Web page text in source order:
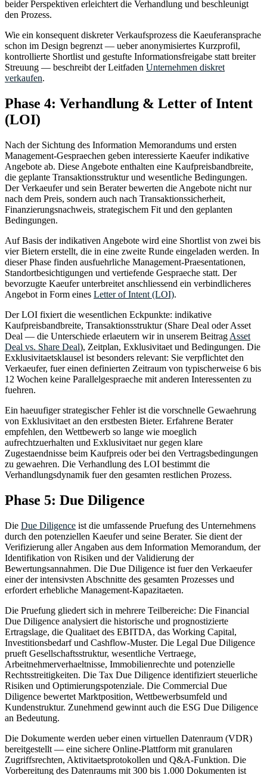
beider Perspektiven erleichtert die Verhandlung und beschleunigt
den Prozess.
Wie ein konsequent diskreter Verkaufsprozess die Kaeuferansprache
schon im Design begrenzt — ueber anonymisiertes Kurzprofil,
kontrollierte Shortlist und gestufte Informationsfreigabe statt breiter
Streuung — beschreibt der Leitfaden Unternehmen diskret
verkaufen.
Phase 4: Verhandlung & Letter of Intent
(LOI)
Nach der Sichtung des Information Memorandums und ersten
Management-Gespraechen geben interessierte Kaeufer indikative
Angebote ab. Diese Angebote enthalten eine Kaufpreisbandbreite,
die geplante Transaktionsstruktur und wesentliche Bedingungen.
Der Verkaeufer und sein Berater bewerten die Angebote nicht nur
nach dem Preis, sondern auch nach Transaktionssicherheit,
Finanzierungsnachweis, strategischem Fit und den geplanten
Bedingungen.
Auf Basis der indikativen Angebote wird eine Shortlist von zwei bis
vier Bietern erstellt, die in eine zweite Runde eingeladen werden. In
dieser Phase finden ausfuehrliche Management-Praesentationen,
Standortbesichtigungen und vertiefende Gespraeche statt. Der
bevorzugte Kaeufer unterbreitet anschliessend ein verbindlicheres
Angebot in Form eines Letter of Intent (LOI).
Der LOI fixiert die wesentlichen Eckpunkte: indikative
Kaufpreisbandbreite, Transaktionsstruktur (Share Deal oder Asset
Deal — die Unterschiede erlaeutern wir in unserem Beitrag Asset
Deal vs. Share Deal), Zeitplan, Exklusivitaet und Bedingungen. Die
Exklusivitaetsklausel ist besonders relevant: Sie verpflichtet den
Verkaeufer, fuer einen definierten Zeitraum von typischerweise 6 bis
12 Wochen keine Parallelgespraeche mit anderen Interessenten zu
fuehren.
Ein haeuufiger strategischer Fehler ist die vorschnelle Gewaehrung
von Exklusivitaet an den erstbesten Bieter. Erfahrene Berater
empfehlen, den Wettbewerb so lange wie moeglich
aufrechtzuerhalten und Exklusivitaet nur gegen klare
Zugestaendnisse beim Kaufpreis oder bei den Vertragsbedingungen
zu gewaehren. Die Verhandlung des LOI bestimmt die
Verhandlungsdynamik fuer den gesamten restlichen Prozess.
Phase 5: Due Diligence
Die Due Diligence ist die umfassende Pruefung des Unternehmens
durch den potenziellen Kaeufer und seine Berater. Sie dient der
Verifizierung aller Angaben aus dem Information Memorandum, der
Identifikation von Risiken und der Validierung der
Bewertungsannahmen. Die Due Diligence ist fuer den Verkaeufer
einer der intensivsten Abschnitte des gesamten Prozesses und
erfordert erhebliche Management-Kapazitaeten.
Die Pruefung gliedert sich in mehrere Teilbereiche: Die Financial
Due Diligence analysiert die historische und prognostizierte
Ertragslage, die Qualitaet des EBITDA, das Working Capital,
Investitionsbedarf und Cashflow-Muster. Die Legal Due Diligence
prueft Gesellschaftsstruktur, wesentliche Vertraege,
Arbeitnehmerverhaeltnisse, Immobilienrechte und potenzielle
Rechtsstreitigkeiten. Die Tax Due Diligence identifiziert steuerliche
Risiken und Optimierungspotenziale. Die Commercial Due
Diligence bewertet Marktposition, Wettbewerbsumfeld und
Kundenstruktur. Zunehmend gewinnt auch die ESG Due Diligence
an Bedeutung.
Die Dokumente werden ueber einen virtuellen Datenraum (VDR)
bereitgestellt — eine sichere Online-Plattform mit granularen
Zugriffsrechten, Aktivitaetsprotokollen und Q&A-Funktion. Die
Vorbereitung des Datenraums mit 300 bis 1.000 Dokumenten ist